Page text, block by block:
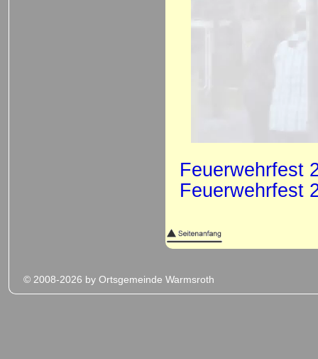
Feuerwehrfest
Feuerwehrfest
© 2008-2026 by Ortsgemeinde Warmsroth